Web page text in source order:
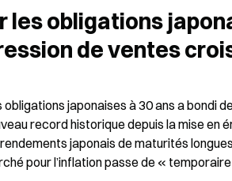
les obligations
de ventes
japonaises à 30 ans a bondi
record historique depuis la mise en
japonais de maturités
pour l’inflation passe de «